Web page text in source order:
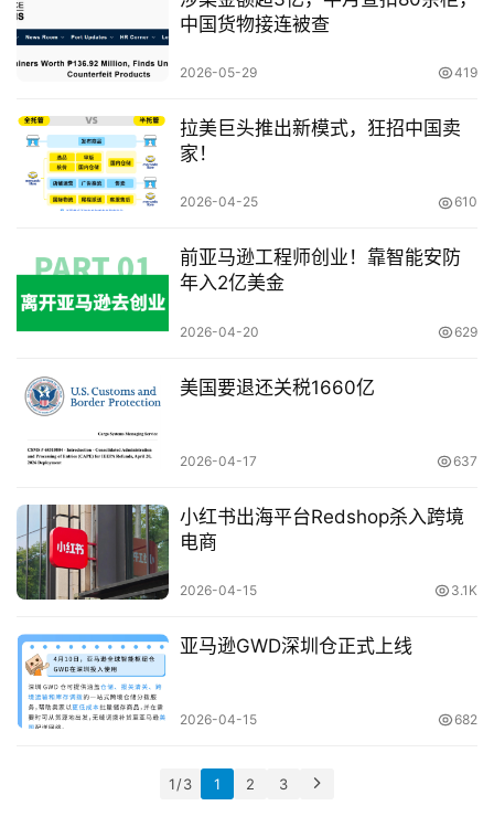
中国货物接连被查
2026-05-29 419
拉美巨头推出新模式，狂招中国卖
家！
2026-04-25 610
前亚马逊工程师创业！靠智能安防
年入2亿美金
2026-04-20 629
美国要退还关税1660亿
2026-04-17 637
小红书出海平台Redshop杀入跨境
电商
2026-04-15 3.1K
亚马逊GWD深圳仓正式上线
2026-04-15 682
1 / 3 1 2 3